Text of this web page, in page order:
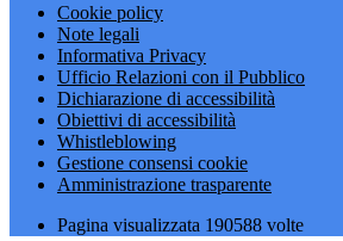
Cookie policy
Note legali
Informativa Privacy
Ufficio Relazioni con il Pubblico
Dichiarazione di accessibilità
Obiettivi di accessibilità
Whistleblowing
Gestione consensi cookie
Amministrazione trasparente
Pagina visualizzata 190588 volte